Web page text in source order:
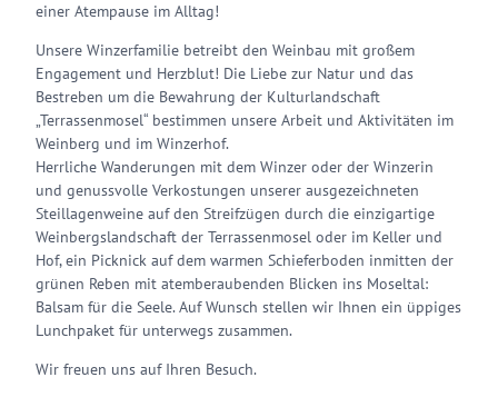
einer Atempause im Alltag!
Unsere Winzerfamilie betreibt den Weinbau mit großem
Engagement und Herzblut! Die Liebe zur Natur und das
Bestreben um die Bewahrung der Kulturlandschaft
„Terrassenmosel“ bestimmen unsere Arbeit und Aktivitäten im
Weinberg und im Winzerhof.
Herrliche Wanderungen mit dem Winzer oder der Winzerin
und genussvolle Verkostungen unserer ausgezeichneten
Steillagenweine auf den Streifzügen durch die einzigartige
Weinbergslandschaft der Terrassenmosel oder im Keller und
Hof, ein Picknick auf dem warmen Schieferboden inmitten der
grünen Reben mit atemberaubenden Blicken ins Moseltal:
Balsam für die Seele. Auf Wunsch stellen wir Ihnen ein üppiges
Lunchpaket für unterwegs zusammen.
Wir freuen uns auf Ihren Besuch.